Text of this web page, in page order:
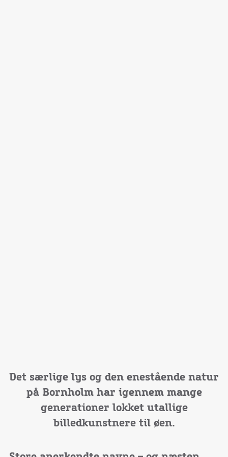
Det særlige lys og den enestående natur
på Bornholm har igennem mange
generationer lokket utallige
billedkunstnere til øen.